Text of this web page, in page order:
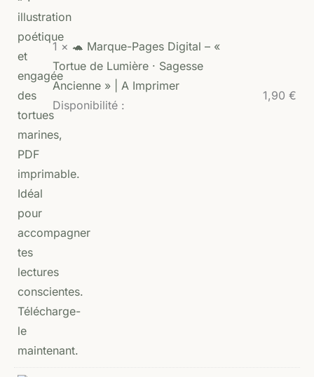
1 × 🐢 Marque-Pages Digital – «
Tortue de Lumière · Sagesse
Ancienne » | A Imprimer
Disponibilité :
1,90 €